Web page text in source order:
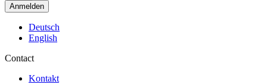
Anmelden
Deutsch
English
Contact
Kontakt